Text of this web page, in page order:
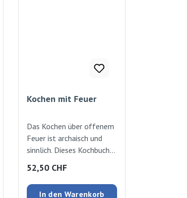
Kochen mit Feuer
Das Kochen über offenem
Feuer ist archaisch und
sinnlich. Dieses Kochbuch
abwechslungsreichen
Rezepten auch praktische
Regulärer Preis:
52,50 CHF
In den Warenkorb